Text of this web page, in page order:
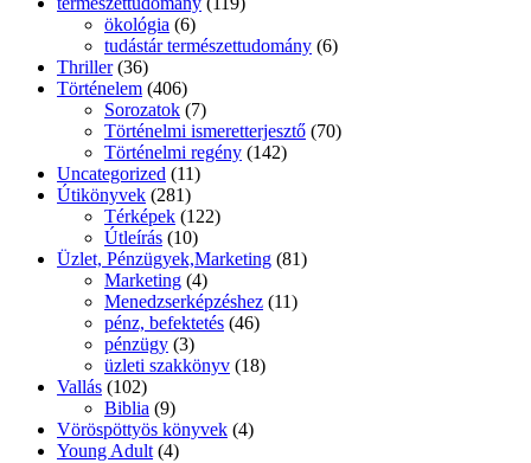
ökológia (6)
tudástár természettudomány (6)
Thriller (36)
Történelem (406)
Sorozatok (7)
Történelmi ismeretterjesztő (70)
Történelmi regény (142)
Uncategorized (11)
Útikönyvek (281)
Térképek (122)
Útleírás (10)
Üzlet, Pénzügyek,Marketing (81)
Marketing (4)
Menedzserképzéshez (11)
pénz, befektetés (46)
pénzügy (3)
üzleti szakkönyv (18)
Vallás (102)
Biblia (9)
Vöröspöttyös könyvek (4)
Young Adult (4)